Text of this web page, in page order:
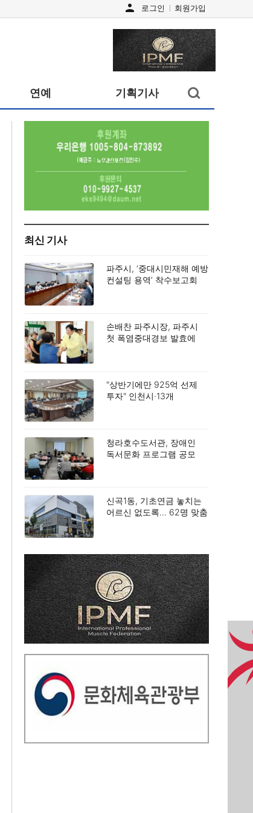
person 로그인 회원가입
연예 기획기사 검색창
열기/
닫기
최신 기사
파주시, ‘중대시민재해 예방
컨설팅 용역’ 착수보고회
손배찬 파주시장, 파주시
첫 폭염중대경보 발효에
"상반기에만 925억 선제
투자" 인천시·13개
청라호수도서관, 장애인
독서문화 프로그램 공모
신곡1동, 기초연금 놓치는
어르신 없도록… 62명 맞춤